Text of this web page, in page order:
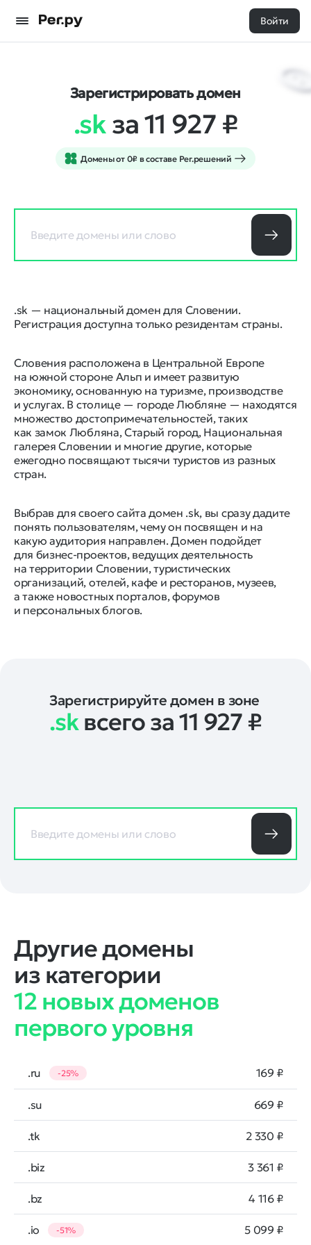
Войти
Зарегистрировать домен
.skза 11 927 ₽
Домены от 0₽ в составе Рег.решений
.sk — национальный домен для Словении.
Регистрация доступна только резидентам страны.
Словения расположена в Центральной Европе
на южной стороне Альп и имеет развитую
экономику, основанную на туризме, производстве
и услугах. В столице — городе Любляне — находятся
множество достопримечательностей, таких
как замок Любляна, Старый город, Национальная
галерея Словении и многие другие, которые
ежегодно посвящают тысячи туристов из разных
стран.
Выбрав для своего сайта домен .sk, вы сразу дадите
понять пользователям, чему он посвящен и на
какую аудитория направлен. Домен подойдет
для бизнес-проектов, ведущих деятельность
на территории Словении, туристических
организаций, отелей, кафе и ресторанов, музеев,
а также новостных порталов, форумов
и персональных блогов.
Зарегистрируйте домен в зоне
.skвсего за 11 927 ₽
Другие домены
из категории
12 новых доменов
первого уровня
.ru -25% 169 ₽
.su 669 ₽
.tk 2 330 ₽
.biz 3 361 ₽
.bz 4 116 ₽
.io -51% 5 099 ₽